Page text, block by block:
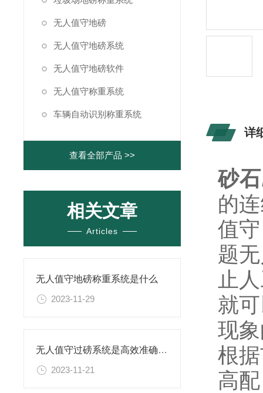
无人值守地磅
无人值守地磅系统
无人值守地磅软件
无人值守称重系统
车辆自动识别称重系统
查看全部产品 >>
相关文章
Articles
无人值守地磅称重系统是什么
2023-11-29
无人值守过磅系统是高效准确的称重管理
2023-11-21
详
砂
的
值
题
止
就
现
根
高